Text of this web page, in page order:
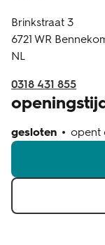
klantenservice
Brinkstraat 3
6721 WR
NL
0318 431 855
gesloten opent